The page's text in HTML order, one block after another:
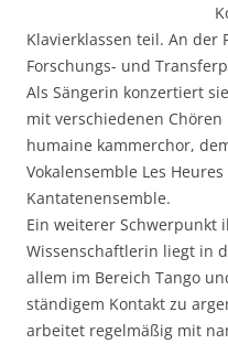
Klavierklassen teil. An der
Forschungs- und
Als Sängerin konzertiert
mit verschiedenen
humaine kammerchor,
Vokalensemble Les
Kantatenensemble.
Ein weiterer Schwerpunkt
Wissenschaftlerin liegt in
allem im Bereich Tango
ständigem Kontakt zu
arbeitet regelmäßig mit